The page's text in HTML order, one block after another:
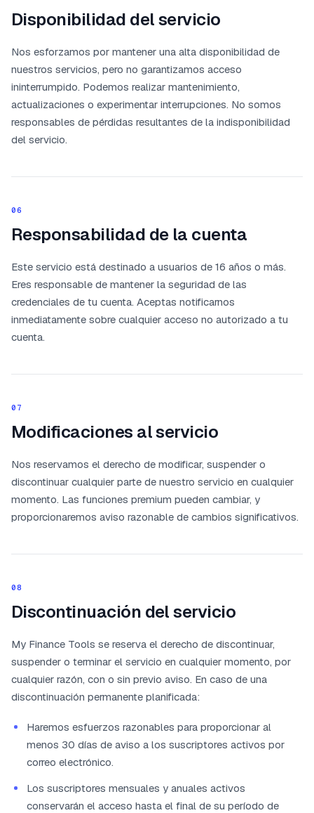
Disponibilidad del servicio
Nos esforzamos por mantener una alta disponibilidad de
nuestros servicios, pero no garantizamos acceso
ininterrumpido. Podemos realizar mantenimiento,
actualizaciones o experimentar interrupciones. No somos
responsables de pérdidas resultantes de la indisponibilidad
del servicio.
06
Responsabilidad de la cuenta
Este servicio está destinado a usuarios de 16 años o más.
Eres responsable de mantener la seguridad de las
credenciales de tu cuenta. Aceptas notificarnos
inmediatamente sobre cualquier acceso no autorizado a tu
cuenta.
07
Modificaciones al servicio
Nos reservamos el derecho de modificar, suspender o
discontinuar cualquier parte de nuestro servicio en cualquier
momento. Las funciones premium pueden cambiar, y
proporcionaremos aviso razonable de cambios significativos.
08
Discontinuación del servicio
My Finance Tools se reserva el derecho de discontinuar,
suspender o terminar el servicio en cualquier momento, por
cualquier razón, con o sin previo aviso. En caso de una
discontinuación permanente planificada:
Haremos esfuerzos razonables para proporcionar al
menos 30 días de aviso a los suscriptores activos por
correo electrónico.
Los suscriptores mensuales y anuales activos
conservarán el acceso hasta el final de su período de